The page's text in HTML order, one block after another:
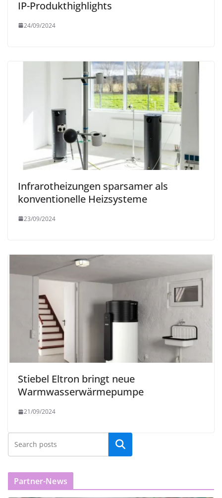
IP-Produkthighlights
24/09/2024
Infrarotheizungen sparsamer als
konventionelle Heizsysteme
23/09/2024
Stiebel Eltron bringt neue
Warmwasserwärmepumpe
21/09/2024
Partner-News